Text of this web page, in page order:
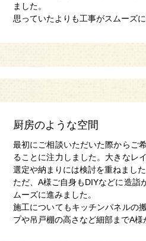
ました。
思っていたよりも工事がスムーズ
厨房のような空間
最初にご相談いただいた際からご
ることに注力しました。大きなレ
選定や納まりには検討を重ねました
ただ、A様ご自身もDIYなどに造詣
ムーズに進みました。
施工についてもキッチンパネルの
プや吊戸棚の高さなど細部までA